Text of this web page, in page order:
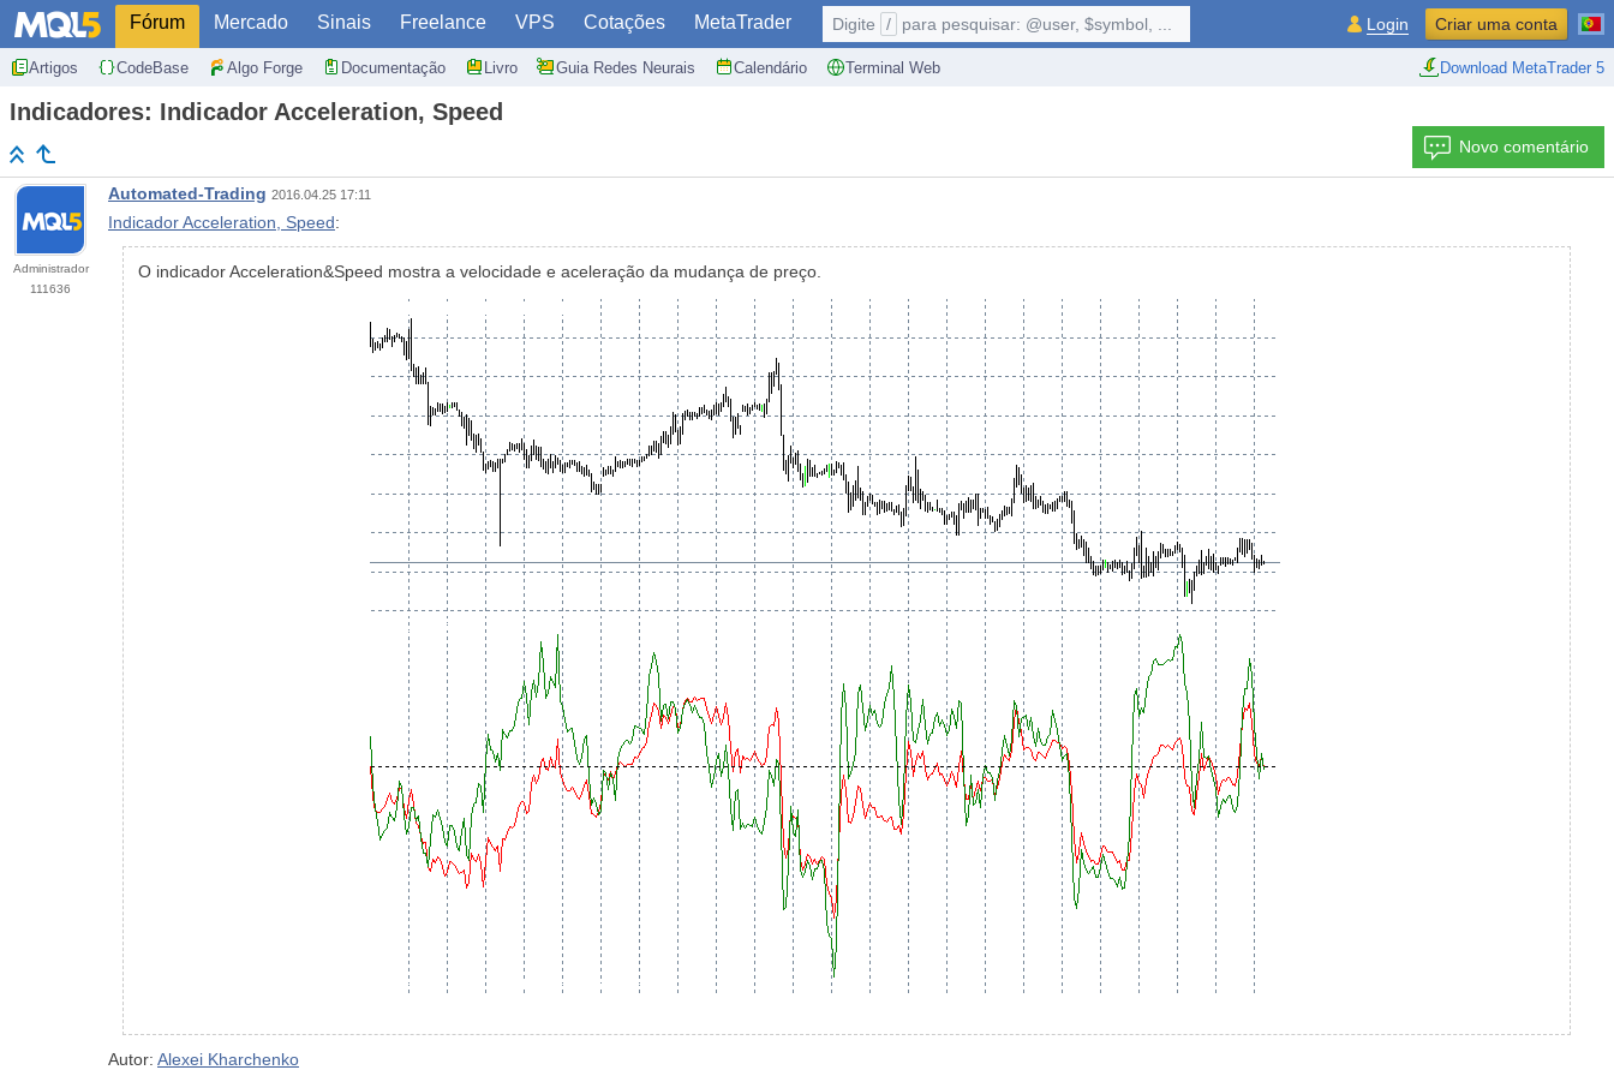
Fórum Mercado Sinais Freelance VPS Cotações MetaTrader
Artigos CodeBase Algo Forge Documentação Livro Guia Redes Neurais Calendário Terminal Web Download MetaTrader 5
Digite / para pesquisar: @user, $symbol, ... Login Criar uma conta
Indicadores: Indicador Acceleration, Speed
Novo comentário
Administrador
111636
Automated-Trading 2016.04.25 17:11
Indicador Acceleration, Speed:
O indicador Acceleration&Speed mostra a velocidade e aceleração da mudança de preço.
Autor: Alexei Kharchenko